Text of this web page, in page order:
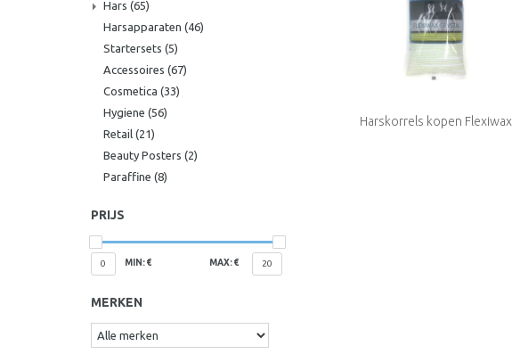
Hars (65)
Harsapparaten (46)
Startersets (5)
Accessoires (67)
Cosmetica (33)
Hygiene (56)
Retail (21)
Beauty Posters (2)
Paraffine (8)
PRIJS
0 MIN: € MAX: € 20
MERKEN
Harskorrels kopen Flexiwax